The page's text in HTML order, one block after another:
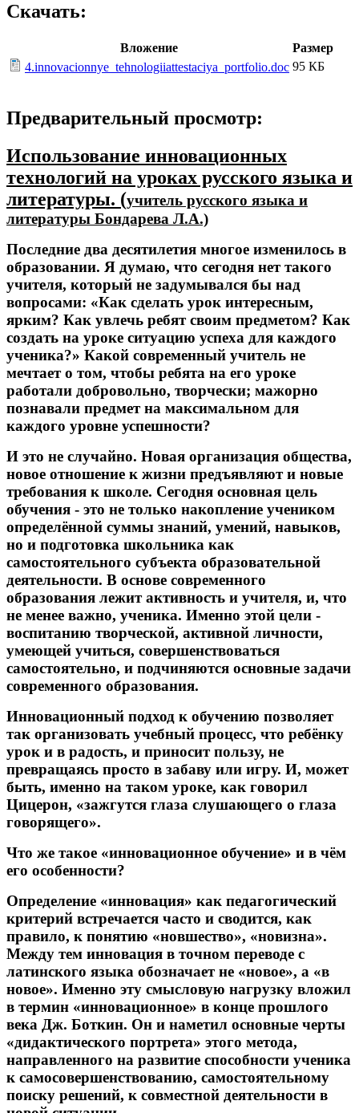
Скачать:
Вложение
Размер
4.innovacionnye_tehnologiiattestaciya_portfolio.doc 95 КБ
Предварительный просмотр:
Использование инновационных
технологий на уроках русского языка и
литературы. (учитель русского языка и
литературы Бондарева Л.А.)
Последние два десятилетия многое изменилось в
образовании. Я думаю, что сегодня нет такого
учителя, который не задумывался бы над
вопросами: «Как сделать урок интересным,
ярким? Как увлечь ребят своим предметом? Как
создать на уроке ситуацию успеха для каждого
ученика?» Какой современный учитель не
мечтает о том, чтобы ребята на его уроке
работали добровольно, творчески; мажорно
познавали предмет на максимальном для
каждого уровне успешности?
И это не случайно. Новая организация общества,
новое отношение к жизни предъявляют и новые
требования к школе. Сегодня основная цель
обучения - это не только накопление учеником
определённой суммы знаний, умений, навыков,
но и подготовка школьника как
самостоятельного субъекта образовательной
деятельности. В основе современного
образования лежит активность и учителя, и, что
не менее важно, ученика. Именно этой цели -
воспитанию творческой, активной личности,
умеющей учиться, совершенствоваться
самостоятельно, и подчиняются основные задачи
современного образования.
Инновационный подход к обучению позволяет
так организовать учебный процесс, что ребёнку
урок и в радость, и приносит пользу, не
превращаясь просто в забаву или игру. И, может
быть, именно на таком уроке, как говорил
Цицерон, «зажгутся глаза слушающего о глаза
говорящего».
Что же такое «инновационное обучение» и в чём
его особенности?
Определение «инновация» как педагогический
критерий встречается часто и сводится, как
правило, к понятию «новшество», «новизна».
Между тем инновация в точном переводе с
латинского языка обозначает не «новое», а «в
новое». Именно эту смысловую нагрузку вложил
в термин «инновационное» в конце прошлого
века Дж. Боткин. Он и наметил основные черты
«дидактического портрета» этого метода,
направленного на развитие способности ученика
к самосовершенствованию, самостоятельному
поиску решений, к совместной деятельности в